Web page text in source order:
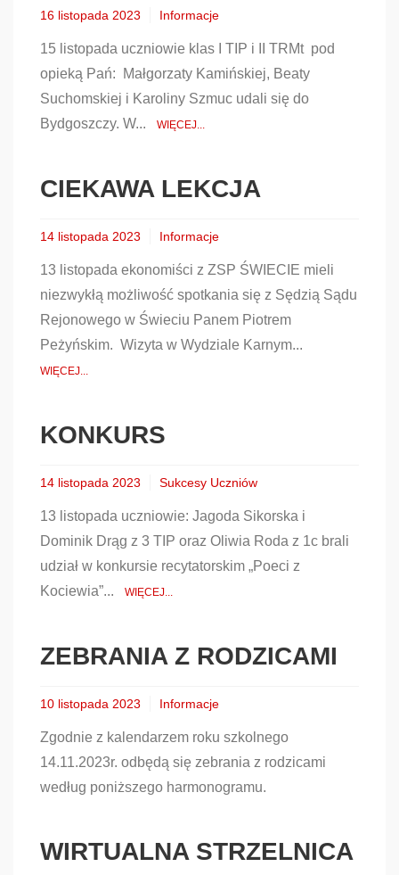
16 listopada 2023 Informacje
15 listopada uczniowie klas I TIP i II TRMt pod
opieką Pań: Małgorzaty Kamińskiej, Beaty
Suchomskiej i Karoliny Szmuc udali się do
Bydgoszczy. W...
WIĘCEJ...
CIEKAWA LEKCJA
14 listopada 2023 Informacje
13 listopada ekonomiści z ZSP ŚWIECIE mieli
niezwykłą możliwość spotkania się z Sędzią Sądu
Rejonowego w Świeciu Panem Piotrem
Peżyńskim. Wizyta w Wydziale Karnym...
WIĘCEJ...
KONKURS
14 listopada 2023 Sukcesy Uczniów
13 listopada uczniowie: Jagoda Sikorska i
Dominik Drąg z 3 TIP oraz Oliwia Roda z 1c brali
udział w konkursie recytatorskim „Poeci z
Kociewia”...
WIĘCEJ...
ZEBRANIA Z RODZICAMI
10 listopada 2023 Informacje
Zgodnie z kalendarzem roku szkolnego
14.11.2023r. odbędą się zebrania z rodzicami
według poniższego harmonogramu.
WIRTUALNA STRZELNICA